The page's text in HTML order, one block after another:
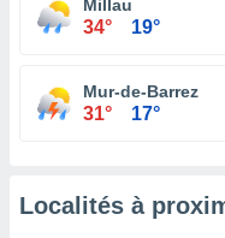
Millau
34° 19°
Mur-de-Barrez
31° 17°
Localités à